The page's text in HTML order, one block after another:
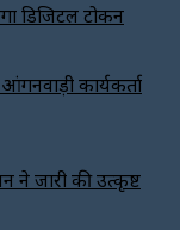
डिजिटल टोकन
कार्यकर्ता
ने जारी की उत्कृष्ट